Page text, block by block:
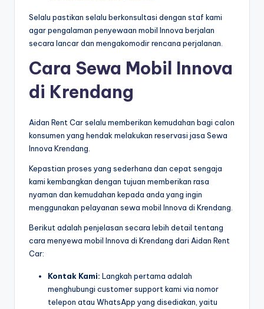
Selalu pastikan selalu berkonsultasi dengan staf kami
agar pengalaman penyewaan mobil Innova berjalan
secara lancar dan mengakomodir rencana perjalanan.
Cara Sewa Mobil Innova
di Krendang
Aidan Rent Car selalu memberikan kemudahan bagi calon
konsumen yang hendak melakukan reservasi jasa Sewa
Innova Krendang.
Kepastian proses yang sederhana dan cepat sengaja
kami kembangkan dengan tujuan memberikan rasa
nyaman dan kemudahan kepada anda yang ingin
menggunakan pelayanan sewa mobil Innova di Krendang.
Berikut adalah penjelasan secara lebih detail tentang
cara menyewa mobil Innova di Krendang dari Aidan Rent
Car:
Kontak Kami: Langkah pertama adalah
menghubungi customer support kami via nomor
telepon atau WhatsApp yang disediakan, yaitu